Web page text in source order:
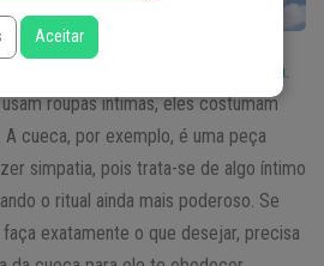
utilizados para fazer uma simpatia
roupas intimas, eles costumam
cueca, por exemplo, é uma peça
simpatia, pois trata-se de algo íntimo
o ritual ainda mais poderoso. Se
exatamente o que desejar, precisa
Aceitar